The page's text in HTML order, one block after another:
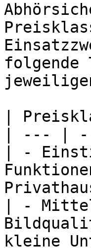
|
| --- |
| -
| -
kleine